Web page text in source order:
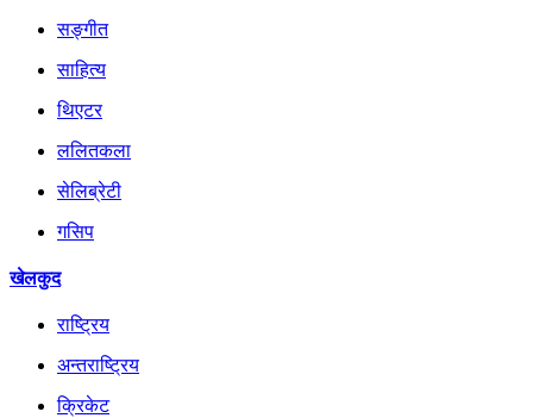
सङ्गीत
साहित्य
थिएटर
ललितकला
सेलिब्रेटी
गसिप
खेलकुद
राष्ट्रिय
अन्तराष्ट्रिय
क्रिकेट